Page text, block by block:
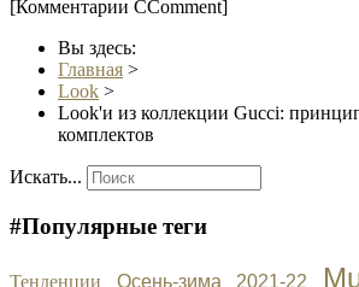
[Комментарии CComment]
Вы здесь:
Главная >
Look >
Look'и из коллекции Gucci:
комплектов
Искать...
#Популярные теги
Тенденции Осень-зима 2021-22